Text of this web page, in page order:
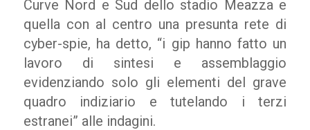
Curve Nord e Sud dello stadio Meazza e
quella con al centro una presunta rete di
cyber-spie, ha detto, “i gip hanno fatto un
lavoro di sintesi e assemblaggio
evidenziando solo gli elementi del grave
quadro indiziario e tutelando i terzi
estranei” alle indagini.